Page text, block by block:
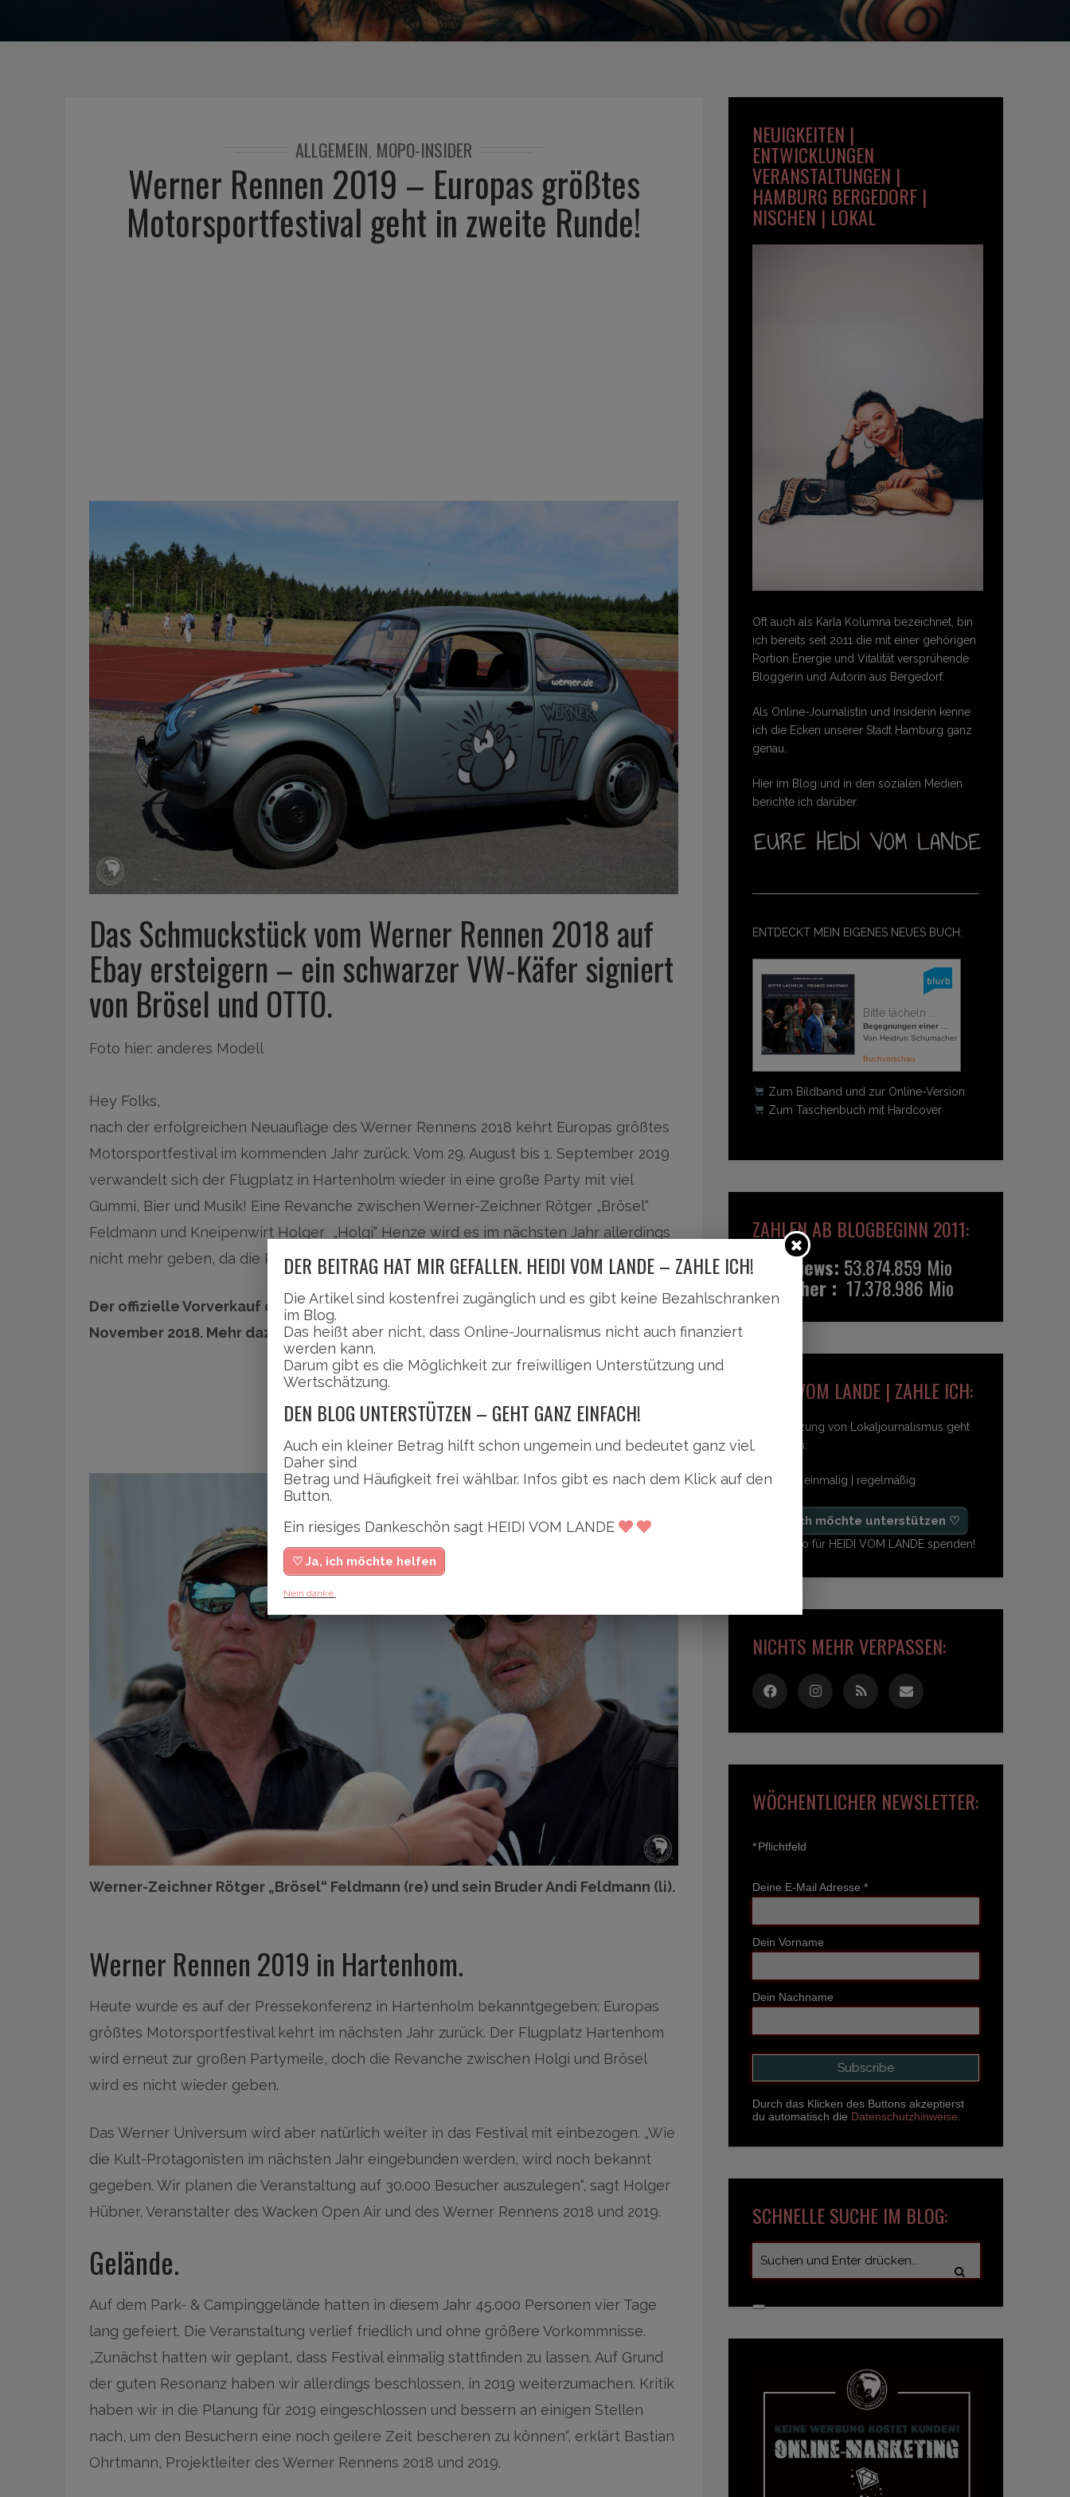
ALLGEMEIN, MOPO-INSIDER
Werner Rennen 2019 – Europas größtes
Motorsportfestival geht in zweite Runde!
Das Schmuckstück vom Werner Rennen 2018 auf
Ebay ersteigern – ein schwarzer VW-Käfer signiert
von Brösel und OTTO.
Foto hier: anderes Modell
Hey Folks,
nach der erfolgreichen Neuauflage des Werner Rennens 2018 kehrt Europas größtes
Motorsportfestival im kommenden Jahr zurück. Vom 29. August bis 1. September 2019
verwandelt sich der Flugplatz in Hartenholm wieder in eine große Party mit viel
Gummi, Bier und Musik! Eine Revanche zwischen Werner-Zeichner Rötger „Brösel“
Feldmann und Kneipenwirt Holger „Holgi“ Henze wird es im nächsten Jahr allerdings
nicht mehr geben, da die Revanche ja geglückt ist.
Der offizielle Vorverkauf der heißbegehrten Blitzbucher- Kaaten startet ab 17.
November 2018. Mehr dazu erfahrt ihr hier …
Werner-Zeichner Rötger „Brösel“ Feldmann (re) und sein Bruder Andi Feldmann (li).
Werner Rennen 2019 in Hartenhom.
Heute wurde es auf der Pressekonferenz in Hartenholm bekanntgegeben: Europas
größtes Motorsportfestival kehrt im nächsten Jahr zurück. Der Flugplatz Hartenhom
wird erneut zur großen Partymeile, doch die Revanche zwischen Holgi und Brösel
wird es nicht wieder geben.
Das Werner Universum wird aber natürlich weiter in das Festival mit einbezogen. „Wie
die Kult-Protagonisten im nächsten Jahr eingebunden werden, wird noch bekannt
gegeben. Wir planen die Veranstaltung auf 30.000 Besucher auszulegen“, sagt Holger
Hübner, Veranstalter des Wacken Open Air und des Werner Rennens 2018 und 2019.
Gelände.
Auf dem Park- & Campinggelände hatten in diesem Jahr 45.000 Personen vier Tage
lang gefeiert. Die Veranstaltung verlief friedlich und ohne größere Vorkommnisse.
„Zunächst hatten wir geplant, dass Festival einmalig stattfinden zu lassen. Auf Grund
der guten Resonanz haben wir allerdings beschlossen, in 2019 weiterzumachen. Kritik
haben wir in die Planung für 2019 eingeschlossen und bessern an einigen Stellen
nach, um den Besuchern eine noch geilere Zeit bescheren zu können“, erklärt Bastian
Ohrtmann, Projektleiter des Werner Rennens 2018 und 2019.
NEUIGKEITEN |
ENTWICKLUNGEN
VERANSTALTUNGEN |
HAMBURG BERGEDORF |
NISCHEN | LOKAL
Oft auch als Karla Kolumna bezeichnet, bin
ich bereits seit 2011 die mit einer gehörigen
Portion Energie und Vitalität versprühende
Bloggerin und Autorin aus Bergedorf.
Als Online-Journalistin und Insiderin kenne
ich die Ecken unserer Stadt Hamburg ganz
genau.
Hier im Blog und in den sozialen Medien
berichte ich darüber.
ENTDECKT MEIN EIGENES NEUES BUCH:
Bitte lächeln ...
Begegnungen einer ...
Von Heidrun Schumacher
Buchvorschau
Zum Bildband und zur Online-Version
Zum Taschenbuch mit Hardcover
ZAHLEN AB BLOGBEGINN 2011:
Pageviews: 53.874.859 Mio
Besucher : 17.378.986 Mio
HEIDI VOM LANDE | ZAHLE ICH:
Unterstützung von Lokaljournalismus geht
so einfach:
freiwillig | einmalig | regelmäßig
♡ Ja, ich möchte unterstützen ♡
Ab 1,- Euro für HEIDI VOM LANDE spenden!
NICHTS MEHR VERPASSEN:
WÖCHENTLICHER NEWSLETTER:
*Pflichtfeld
Deine E-Mail Adresse *
Dein Vorname
Dein Nachname
Durch das Klicken des Buttons akzeptierst
du automatisch die Datenschutzhinweise.
SCHNELLE SUCHE IM BLOG:
DER BEITRAG HAT MIR GEFALLEN. HEIDI VOM LANDE – ZAHLE ICH!
Die Artikel sind kostenfrei zugänglich und es gibt keine Bezahlschranken
im Blog.
Das heißt aber nicht, dass Online-Journalismus nicht auch finanziert
werden kann.
Darum gibt es die Möglichkeit zur freiwilligen Unterstützung und
Wertschätzung.
DEN BLOG UNTERSTÜTZEN – GEHT GANZ EINFACH!
Auch ein kleiner Betrag hilft schon ungemein und bedeutet ganz viel.
Daher sind
Betrag und Häufigkeit frei wählbar. Infos gibt es nach dem Klick auf den
Button.
Ein riesiges Dankeschön sagt HEIDI VOM LANDE
♡ Ja, ich möchte helfen
Nein danke.